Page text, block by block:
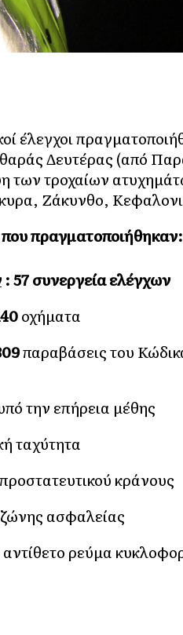
έλεγχοι
Δευτέρας (από
των τροχαίων
Ζάκυνθο,
πραγματοποιήθηκαν:
:57συνεργεία ελέγχων
οχήματα
παραβάσεις του
την επήρεια μέθης
ταχύτητα
κράνους
ασφαλείας
αντίθετο ρεύμα